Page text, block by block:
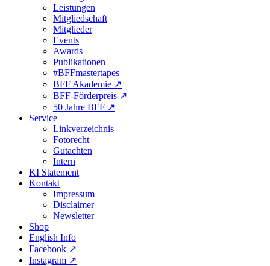
Leistungen
Mitgliedschaft
Mitglieder
Events
Awards
Publikationen
#BFFmastertapes
BFF Akademie ↗︎
BFF-Förderpreis ↗︎
50 Jahre BFF ↗︎
Service
Linkverzeichnis
Fotorecht
Gutachten
Intern
KI Statement
Kontakt
Impressum
Disclaimer
Newsletter
Shop
English Info
Facebook ↗︎
Instagram ↗︎